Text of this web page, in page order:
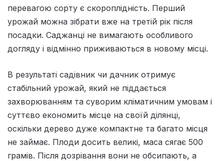
перевагою сорту є скороплідність. Перший
урожай можна зібрати вже на третій рік після
посадки. Саджанці не вимагають особливого
догляду і відмінно приживаються в новому місці.
В результаті садівник чи дачник отримує
стабільний урожай, який не піддається
захворюванням та суворим кліматичним умовам і
суттєво економить місце на своїй ділянці,
оскільки дерево дуже компактне та багато місця
не займає. Плоди досить великі, маса сягає 500
грамів. Після дозрівання вони не обсипають, а